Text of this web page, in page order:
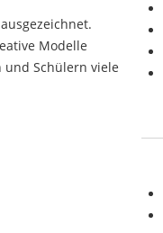
Modelle
Schülern viele